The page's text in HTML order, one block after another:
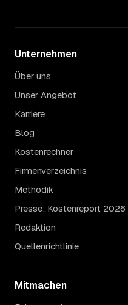
Unternehmen
Über uns
Unser Angebot
Karriere
Blog
Kostenrechner
Firmenverzeichnis
Methodik
Presse: Kostenreport 2026
Redaktion
Quellenrichtlinie
Mitmachen